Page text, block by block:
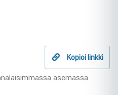
Kopioi linkki
asemassa